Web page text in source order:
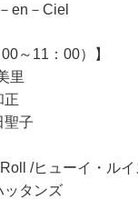
en－Ciel
～11：00）】
里
正
聖子
/ヒューイ・ル
ッタンズ